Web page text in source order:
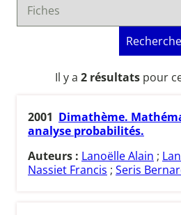
Il y a 2 résultats pour
2001 Dimathème.
analyse probabilités.
Auteurs : Lanoëlle Alain ;
Nassiet Francis ; Seris